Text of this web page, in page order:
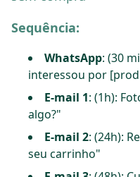
Sequência:
WhatsApp: (30
interessou por
E-mail 1: (1h):
algo?"
E-mail 2: (24h):
seu carrinho"